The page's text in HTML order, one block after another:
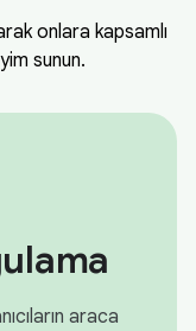
onlara kapsamlı
sunun.
araca